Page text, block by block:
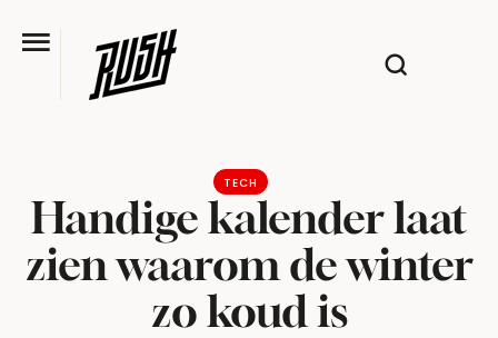
TECH
Handige kalender laat
zien waarom de winter
zo koud is